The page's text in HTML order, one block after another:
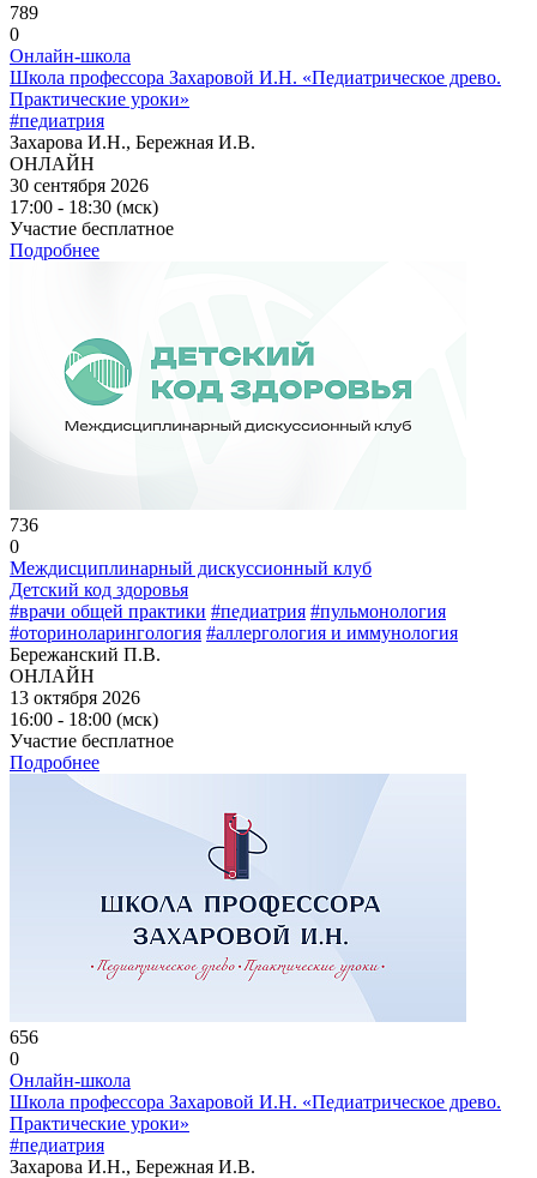
789
0
Онлайн-школа
Школа профессора Захаровой И.Н. «Педиатрическое древо.
Практические уроки»
#педиатрия
Захарова И.Н., Бережная И.В.
ОНЛАЙН
30 сентября 2026
17:00 - 18:30 (мск)
Участие бесплатное
Подробнее
736
0
Междисциплинарный дискуссионный клуб
Детский код здоровья
#врачи общей практики #педиатрия #пульмонология
#оториноларингология #аллергология и иммунология
Бережанский П.В.
ОНЛАЙН
13 октября 2026
16:00 - 18:00 (мск)
Участие бесплатное
Подробнее
656
0
Онлайн-школа
Школа профессора Захаровой И.Н. «Педиатрическое древо.
Практические уроки»
#педиатрия
Захарова И.Н., Бережная И.В.